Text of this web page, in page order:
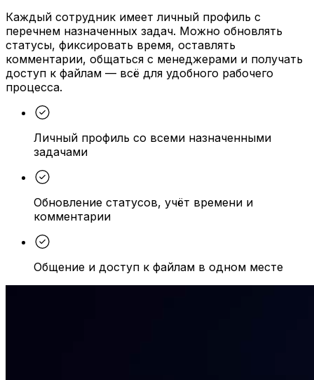
Каждый сотрудник имеет личный профиль с
перечнем назначенных задач. Можно обновлять
статусы, фиксировать время, оставлять
комментарии, общаться с менеджерами и получать
доступ к файлам — всё для удобного рабочего
процесса.
Личный профиль со всеми назначенными
задачами
Обновление статусов, учёт времени и
комментарии
Общение и доступ к файлам в одном месте